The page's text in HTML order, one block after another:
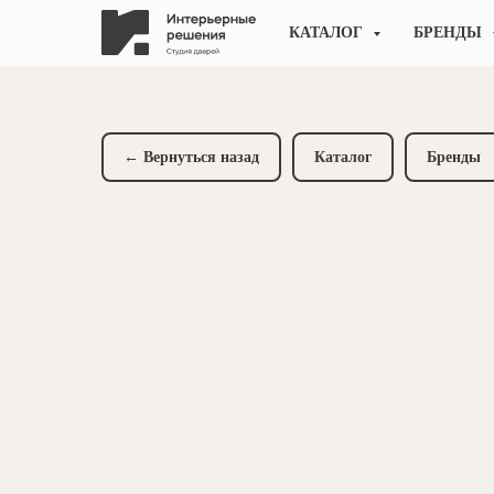
КАТАЛОГ БРЕНДЫ
← Вернуться назад Каталог Бренды